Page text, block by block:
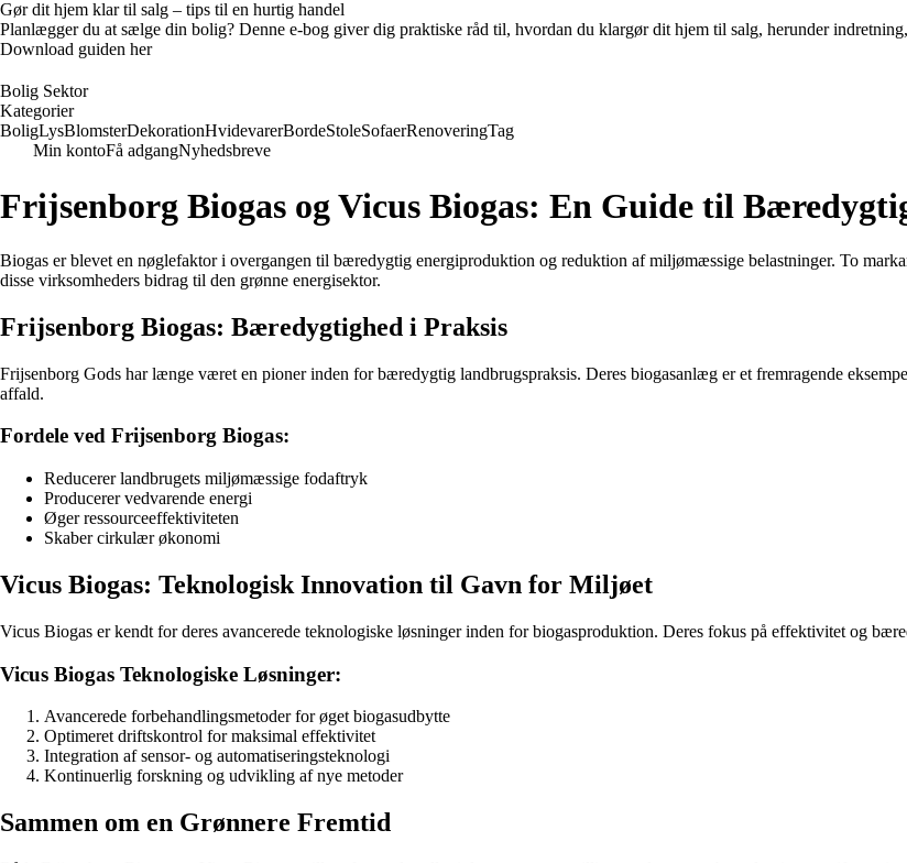
Gør dit hjem klar til salg – tips til en hurtig handel
Planlægger du at sælge din bolig? Denne e-bog giver dig praktiske råd til, hvordan du klargør dit hjem til salg, herunder
Download guiden her
Bolig Sektor
Kategorier
BoligLysBlomsterDekorationHvidevarerBordeStoleSofaerRenoveringTag
Min kontoFå adgangNyhedsbreve
Frijsenborg Biogas og Vicus Biogas: En Guide til
Biogas er blevet en nøglefaktor i overgangen til bæredygtig energiproduktion og reduktion af miljømæssige belastninger. To
disse virksomheders bidrag til den grønne energisektor.
Frijsenborg Biogas: Bæredygtighed i Praksis
Frijsenborg Gods har længe været en pioner inden for bæredygtig landbrugspraksis. Deres biogasanlæg er et fremragende
affald.
Fordele ved Frijsenborg Biogas:
Reducerer landbrugets miljømæssige fodaftryk
Producerer vedvarende energi
Øger ressourceeffektiviteten
Skaber cirkulær økonomi
Vicus Biogas: Teknologisk Innovation til Gavn for Miljøet
Vicus Biogas er kendt for deres avancerede teknologiske løsninger inden for biogasproduktion. Deres fokus på effektivitet og
Vicus Biogas Teknologiske Løsninger:
Avancerede forbehandlingsmetoder for øget biogasudbytte
Optimeret driftskontrol for maksimal effektivitet
Integration af sensor- og automatiseringsteknologi
Kontinuerlig forskning og udvikling af nye metoder
Sammen om en Grønnere Fremtid